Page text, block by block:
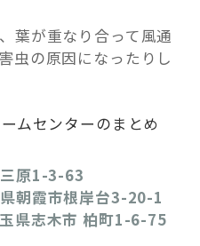
葉が重なり合って風通
虫の原因になったりし
ムセンターのまとめ
原1-3-63
朝霞市根岸台3-20-1
県志木市 柏町1-6-75